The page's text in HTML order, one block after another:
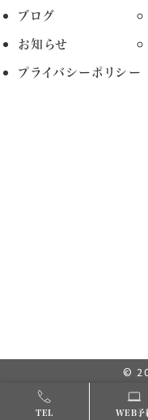
ブログ
お知らせ
プライバシーポリシー
©
TEL WEB予